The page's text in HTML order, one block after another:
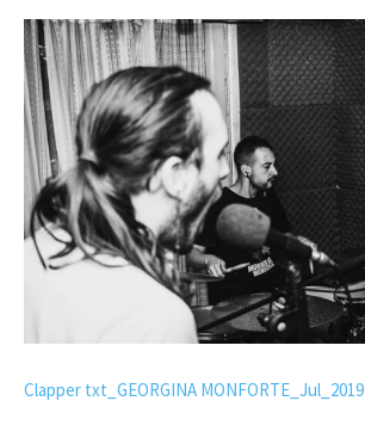
Clapper txt_GEORGINA MONFORTE_Jul_2019